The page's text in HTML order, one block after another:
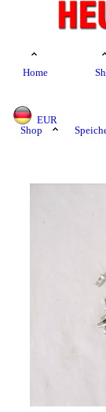
Home
EUR
Shop